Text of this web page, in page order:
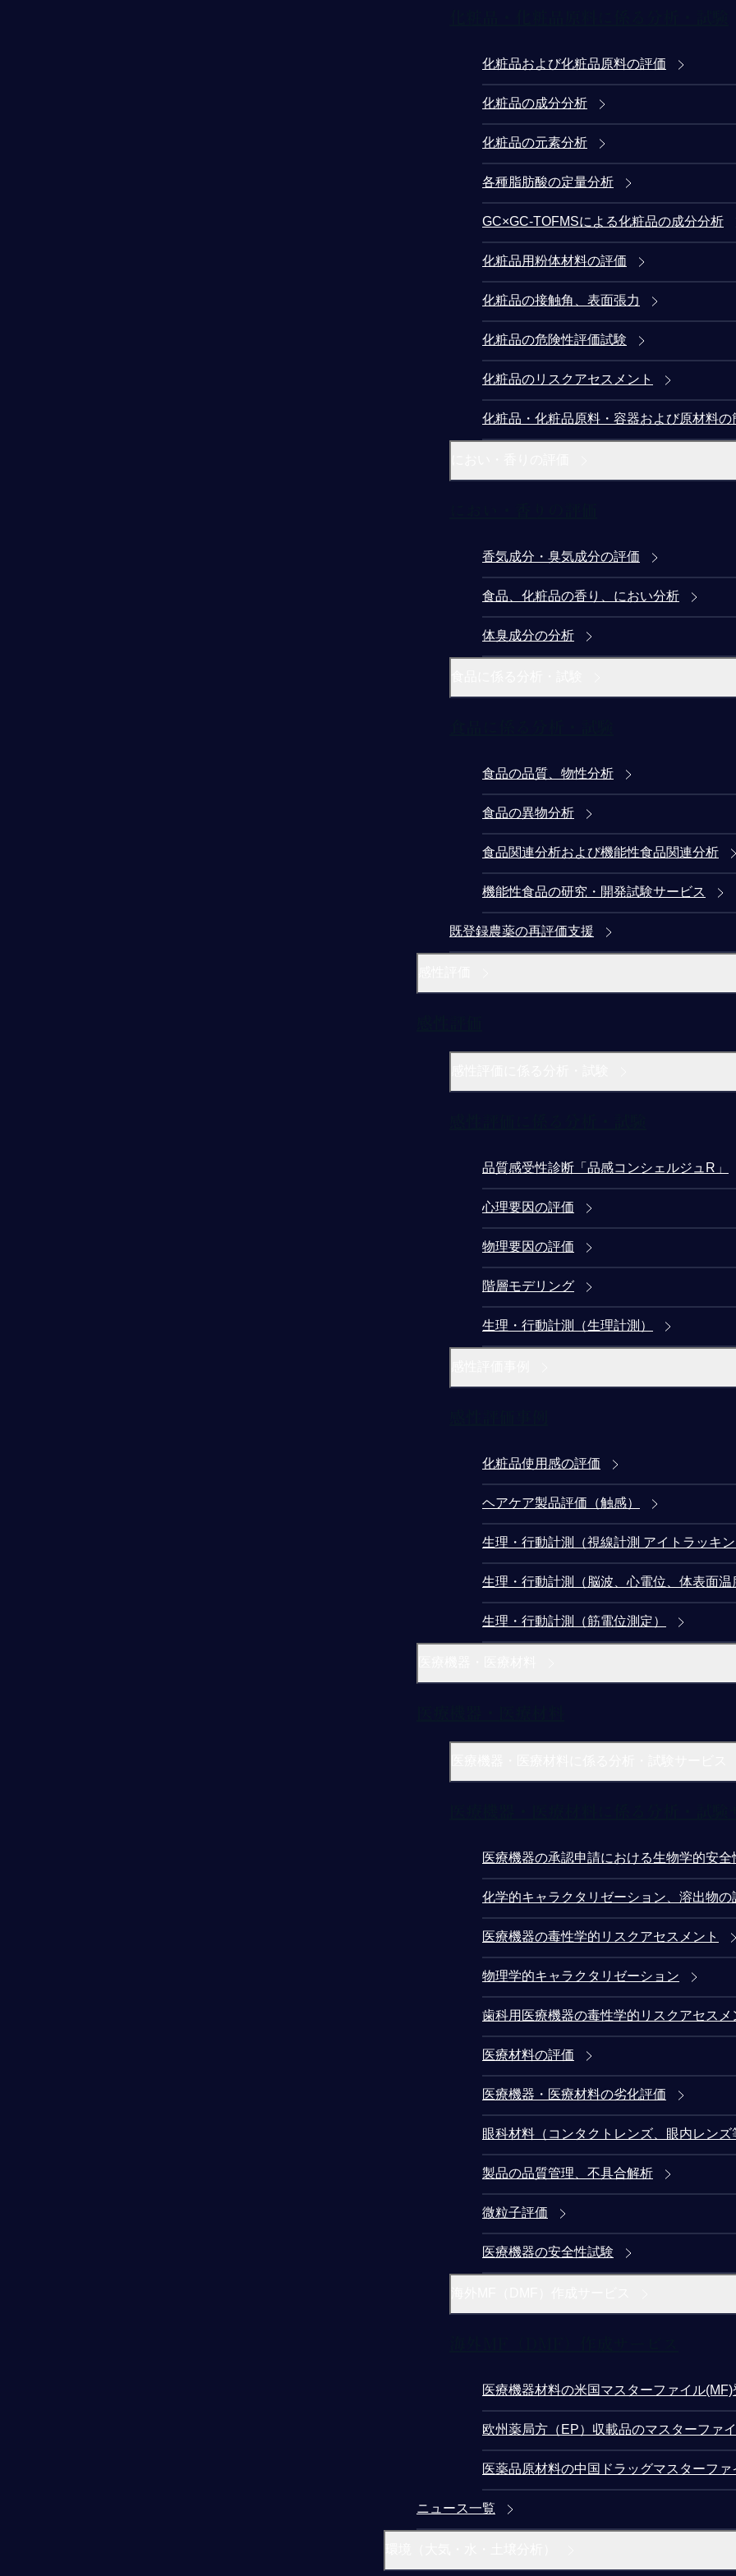
化粧品および化粧品原料の評価
化粧品の成分分析
化粧品の元素分析
各種脂肪酸の定量分析
GC×GC-TOFMSによる化粧品の成分分析
化粧品用粉体材料の評価
化粧品の接触角、表面張力
化粧品の危険性評価試験
化粧品のリスクアセスメント
化粧品・化粧品原料・容器および原材料の
香気成分・臭気成分の評価
食品、化粧品の香り、におい分析
体臭成分の分析
食品の品質、物性分析
食品の異物分析
食品関連分析および機能性食品関連分析
機能性食品の研究・開発試験サービス
既登録農薬の再評価支援
品質感受性診断「品感コンシェルジュR」
心理要因の評価
物理要因の評価
階層モデリング
生理・行動計測（生理計測）
化粧品使用感の評価
ヘアケア製品評価（触感）
生理・行動計測（視線計測 アイトラッキン
生理・行動計測（脳波、心電位、体表面温
生理・行動計測（筋電位測定）
医療機器の承認申請における生物学的安全
化学的キャラクタリゼーション、溶出物の
医療機器の毒性学的リスクアセスメント
物理学的キャラクタリゼーション
歯科用医療機器の毒性学的リスクアセスメ
医療材料の評価
医療機器・医療材料の劣化評価
眼科材料（コンタクトレンズ、眼内レンズ
製品の品質管理、不具合解析
微粒子評価
医療機器の安全性試験
医療機器材料の米国マスターファイル
欧州薬局方（EP）収載品のマスターファ
医薬品原材料の中国ドラッグマスターフ
ニュース一覧